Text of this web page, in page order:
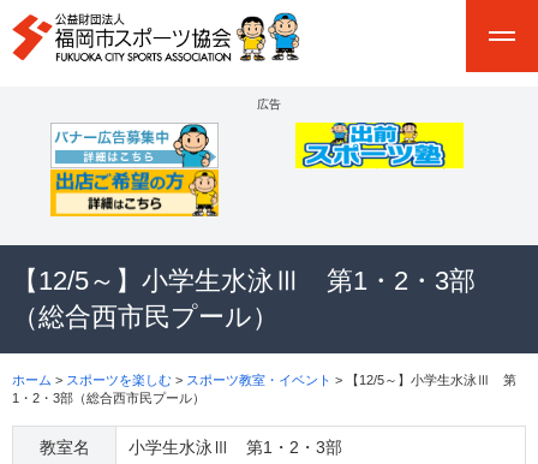
広告
【12/5～】小学生水泳Ⅲ 第1・2・3部
（総合西市民プール）
ホーム > スポーツを楽しむ > スポーツ教室・イベント > 【12/5～】小学生水泳Ⅲ 第
1・2・3部（総合西市民プール）
教室名 小学生水泳Ⅲ 第1・2・3部